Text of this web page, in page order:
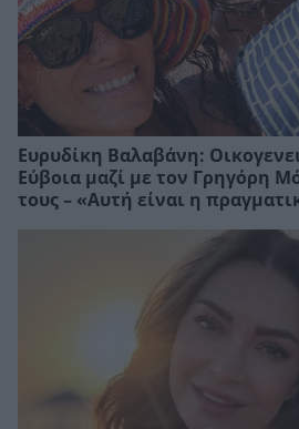
Ευρυδίκη Βαλαβάνη:
Εύβοια μαζί με τον Γρηγόρη
τους – «Αυτή είναι η